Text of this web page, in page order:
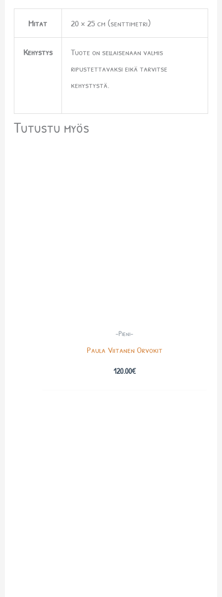
Mitat 20 × 25 cm (senttimetri)
Kehystys
Tuote on sellaisenaan valmis
ripustettavaksi eikä tarvitse
kehystystä.
Tutustu myös
-Pieni-
Paula Viitanen Orvokit
120.00€